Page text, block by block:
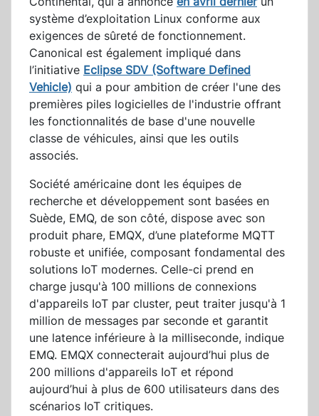
système d’exploitation Linux conforme aux
exigences de sûreté de fonctionnement.
Canonical est également impliqué dans
l’initiative Eclipse SDV (Software Defined
Vehicle) qui a pour ambition de créer l'une des
premières piles logicielles de l'industrie offrant
les fonctionnalités de base d'une nouvelle
classe de véhicules, ainsi que les outils
associés.
Société américaine dont les équipes de
recherche et développement sont basées en
Suède, EMQ, de son côté, dispose avec son
produit phare, EMQX, d’une plateforme MQTT
robuste et unifiée, composant fondamental des
solutions IoT modernes. Celle-ci prend en
charge jusqu'à 100 millions de connexions
d'appareils IoT par cluster, peut traiter jusqu'à 1
million de messages par seconde et garantit
une latence inférieure à la milliseconde, indique
EMQ. EMQX connecterait aujourd’hui plus de
200 millions d'appareils IoT et répond
aujourd’hui à plus de 600 utilisateurs dans des
scénarios IoT critiques.